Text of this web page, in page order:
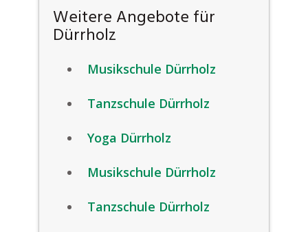
Weitere Angebote für
Dürrholz
Musikschule Dürrholz
Tanzschule Dürrholz
Yoga Dürrholz
Musikschule Dürrholz
Tanzschule Dürrholz